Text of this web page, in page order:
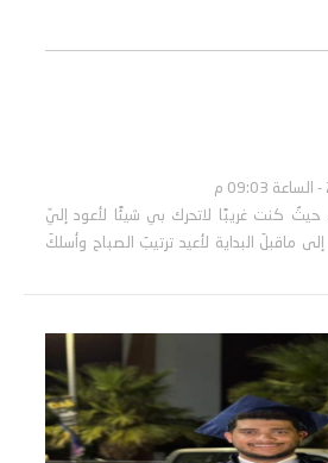
حيثُ كنت غريبًا لاتحرك بي شيئًا لأعود إليّ
ماقبلَ البداية لأعيد ترتيبَ الصباح وأسلكَ